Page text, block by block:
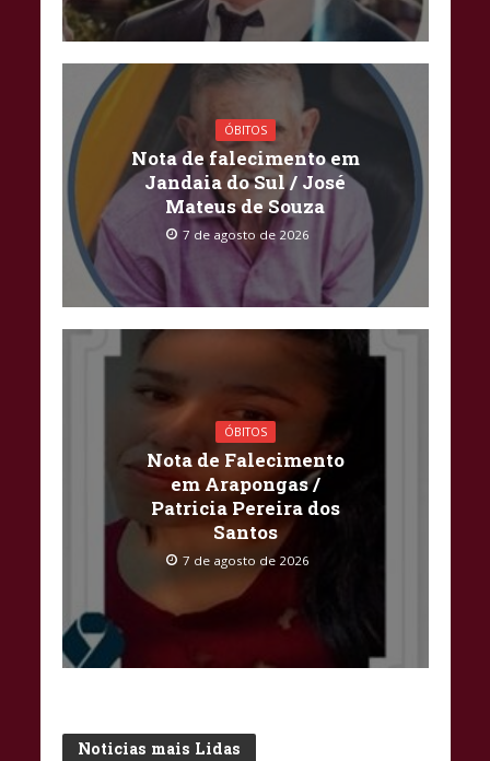
ÓBITOS
Nota de falecimento em
Jandaia do Sul / José
Mateus de Souza
7 de agosto de 2026
ÓBITOS
Nota de Falecimento
em Arapongas /
Patricia Pereira dos
Santos
7 de agosto de 2026
Noticias mais Lidas